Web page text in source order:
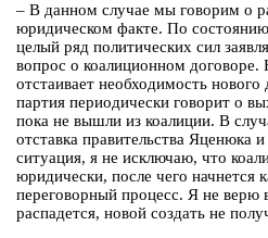
– В данном случае мы говорим о
юридическом факте. По
целый ряд политических сил
вопрос о коалиционном
отстаивает необходимость нового
партия периодически говорит о
пока не вышли из коалиции. В
отставка правительства Яценюка
ситуация, я не исключаю, что
юридически, после чего начнется
переговорный процесс. Я не верю
распадется, новой создать не